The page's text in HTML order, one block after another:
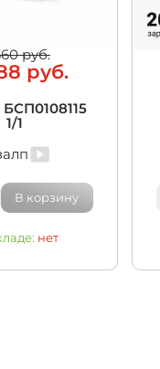
руб.
руб.
1/1
В корзину
нет